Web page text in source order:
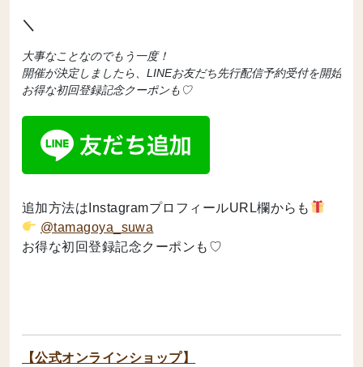
＼
大事なことなのでもう一度！
開催が決定しましたら、LINEお友だち先行配信予約受付を開始致
お得な初回登録記念クーポンも♡
追加方法はInstagramプロフィールURL欄からも
@tamagoya_suwa
お得な初回登録記念クーポンも♡
【公式オンラインショップ】